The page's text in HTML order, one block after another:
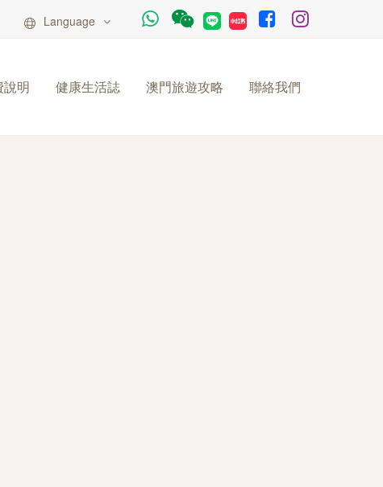
Language
說明 健康生活誌 澳門旅遊攻略 聯絡我們